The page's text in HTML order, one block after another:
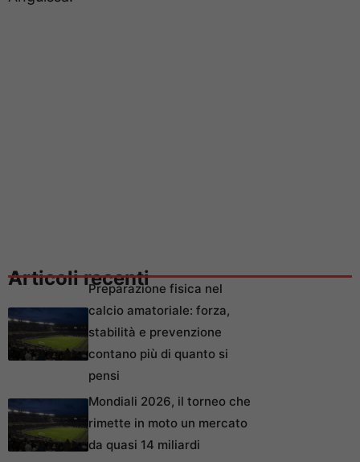
Articoli recentiPreparazione fisica nel
calcio amatoriale: forza,
stabilità e prevenzione
contano più di quanto si
pensi
Mondiali 2026, il torneo che
rimette in moto un mercato
da quasi 14 miliardi